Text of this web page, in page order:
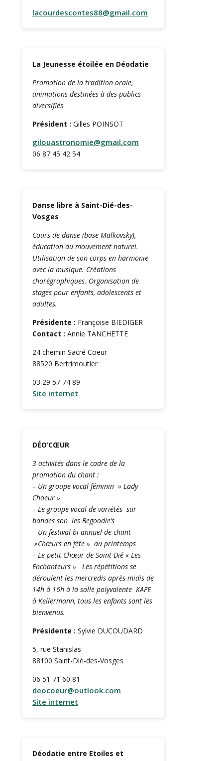
lacourdescontes88@gmail.com
La Jeunesse étoilée en Déodatie
Promotion de la tradition orale,
animations destinées à des publics
diversifiés
Président : Gilles POINSOT
gilouastronomie@gmail.com
06 87 45 42 54
Danse libre à Saint-Dié-des-
Vosges
Cours de danse (base Malkovsky),
éducation du mouvement naturel.
Utilisation de son corps en harmonie
avec la musique. Créations
chorégraphiques. Organisation de
stages pour enfants, adolescents et
adultes.
Présidente : Françoise BIEDIGER
Contact : Annie TANCHETTE
24 chemin Sacré Coeur
88520 Bertrimoutier
03 29 57 74 89
Site internet
DÉO’CŒUR
3 activités dans le cadre de la
promotion du chant :
– Un groupe vocal féminin » Lady
Choeur »
– Le groupe vocal de variétés sur
bandes son les Begoodie’s
– Un festival bi-annuel de chant
»Chœurs en fête » au printemps
– Le petit Chœur de Saint-Dié « Les
Enchanteurs » Les répétitions se
déroulent les mercredis après-midis de
14h à 16h à la salle polyvalente KAFE
à Kellermann, tous les enfants sont les
bienvenus.
Présidente : Sylvie DUCOUDARD
5, rue Stanislas
88100 Saint-Dié-des-Vosges
06 51 71 60 81
deocoeur@outlook.com
Site internet
Déodatie entre Etoiles et